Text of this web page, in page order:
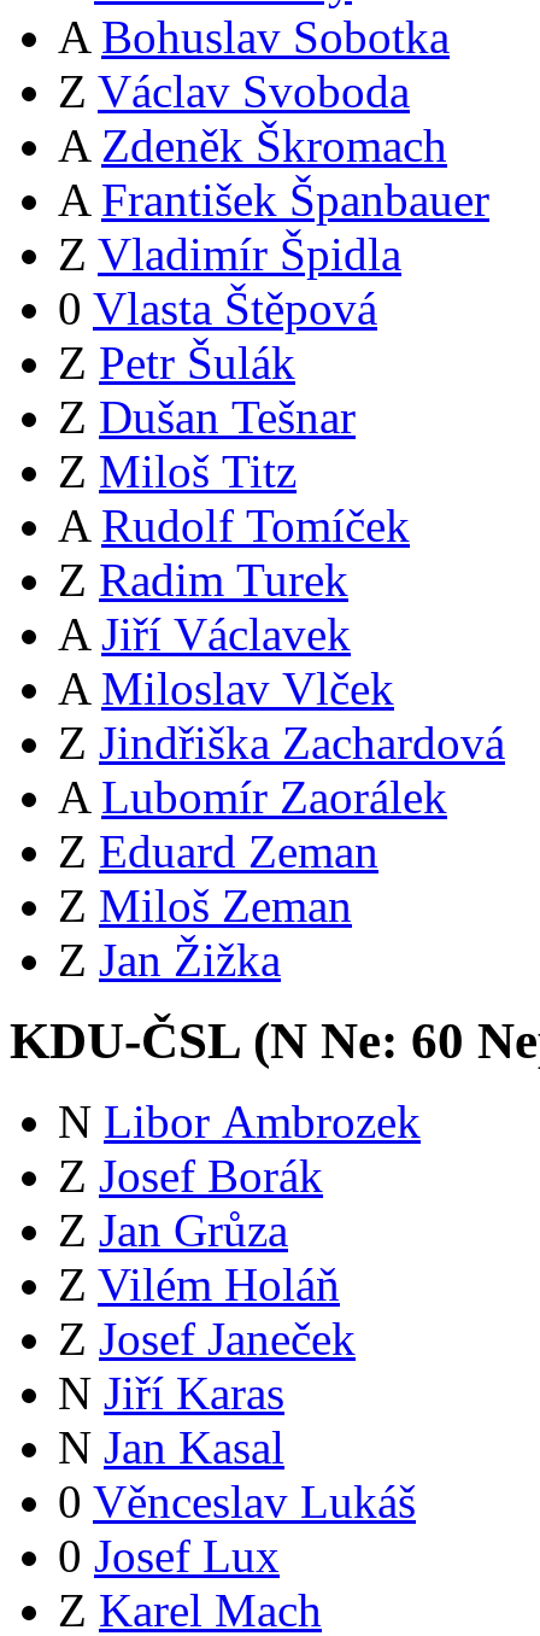
A Bohuslav Sobotka
Z Václav Svoboda
A Zdeněk Škromach
A František Španbauer
Z Vladimír Špidla
0 Vlasta Štěpová
Z Petr Šulák
Z Dušan Tešnar
Z Miloš Titz
A Rudolf Tomíček
Z Radim Turek
A Jiří Václavek
A Miloslav Vlček
Z Jindřiška Zachardová
A Lubomír Zaorálek
Z Eduard Zeman
Z Miloš Zeman
Z Jan Žižka
KDU-ČSL (N Ne: 60
N Libor Ambrozek
Z Josef Borák
Z Jan Grůza
Z Vilém Holáň
Z Josef Janeček
N Jiří Karas
N Jan Kasal
0 Věnceslav Lukáš
0 Josef Lux
Z Karel Mach